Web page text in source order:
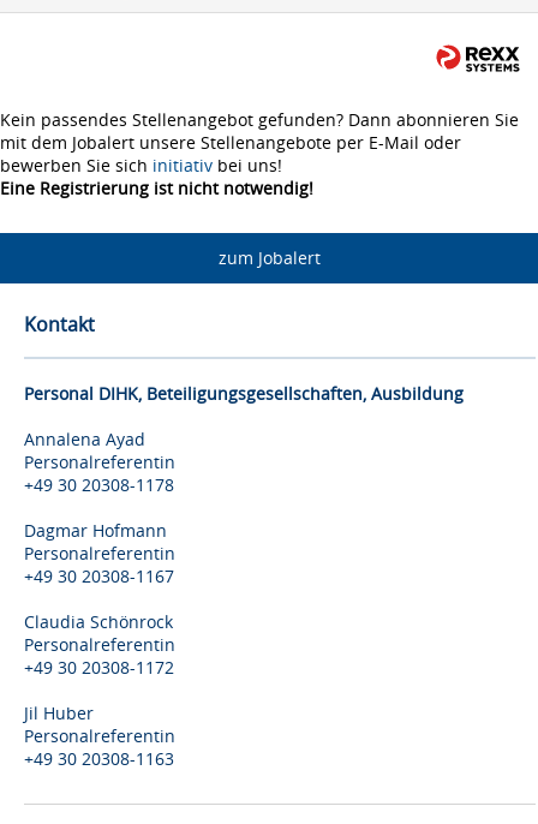
Kein passendes Stellenangebot gefunden? Dann abonnieren Sie
mit dem Jobalert unsere Stellenangebote per E-Mail oder
bewerben Sie sich initiativ bei uns!
Eine Registrierung ist nicht notwendig!
zum Jobalert
Kontakt
Personal DIHK, Beteiligungsgesellschaften, Ausbildung
Annalena Ayad
Personalreferentin
+49 30 20308-1178
Dagmar Hofmann
Personalreferentin
+49 30 20308-1167
Claudia Schönrock
Personalreferentin
+49 30 20308-1172
Jil Huber
Personalreferentin
+49 30 20308-1163